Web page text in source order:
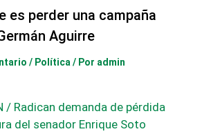
es perder una campaña
Aguirre
/ Política / Por admin